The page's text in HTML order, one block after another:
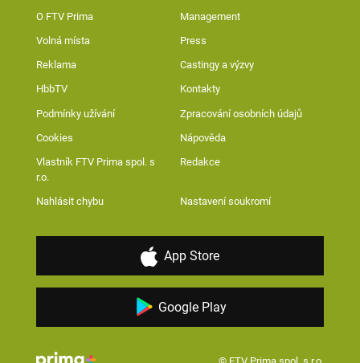
O FTV Prima Management
Volná místa Press
Reklama Castingy a výzvy
HbbTV Kontakty
Podmínky užívání Zpracování osobních údajů
Cookies Nápověda
Vlastník FTV Prima spol. s
r.o.
Redakce
Nahlásit chybu Nastavení soukromí
App Store
Google Play